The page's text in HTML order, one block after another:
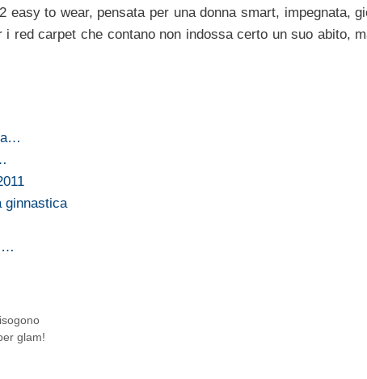
easy to wear, pensata per una donna smart, impegnata,
red carpet che contano non indossa certo un suo abito,
ginnastica
glam!